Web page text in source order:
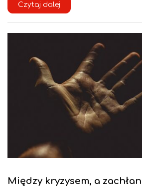
Czytaj dalej
Między kryzysem, a